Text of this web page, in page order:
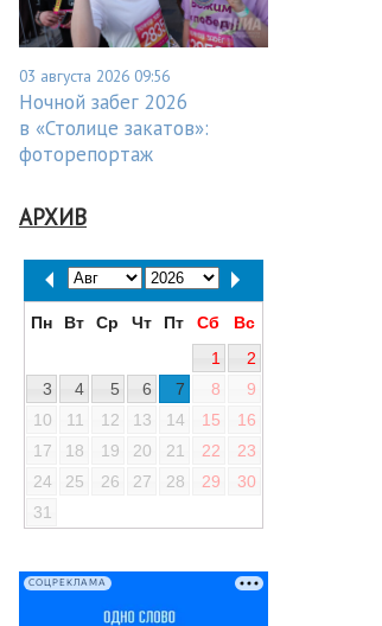
03 августа 2026 09:56
Ночной забег 2026
в «Столице закатов»:
фоторепортаж
АРХИВ
Пн Вт Ср Чт Пт Сб
Вс
1
2
3
4 5 6 7 8
9
10
11 12 13 14 15
16
17
18 19 20 21 22
23
24
25 26 27 28 29
30
31
СОЦРЕКЛАМА